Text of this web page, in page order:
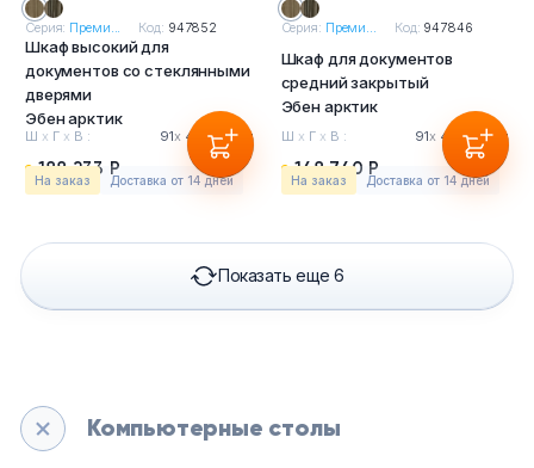
Серия: Преми... Код: 947852
Шкаф высокий для
документов со стеклянными
дверями
Эбен арктик
Ш х Г х В : 91х 45 х212см
188 233 Р
На заказ Доставка от 14 дней
Серия: Преми... Код: 947846
Шкаф для документов
средний закрытый
Эбен арктик
Ш х Г х В : 91х 45 х132см
148 740 Р
На заказ Доставка от 14 дней
Показать еще 6
Компьютерные столы